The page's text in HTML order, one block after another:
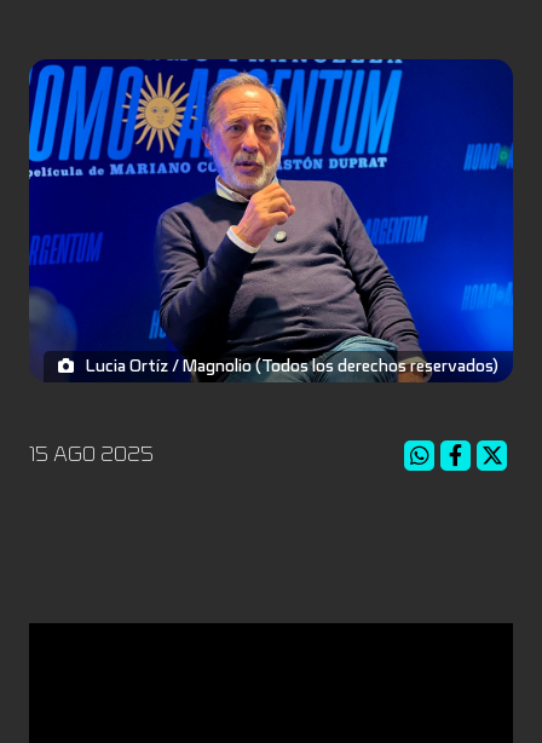
Lucia Ortíz / Magnolio (Todos los derechos reservados)
15 AGO 2025